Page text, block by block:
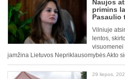
Naujos
primins
Pasaulio
Vilniuje
lentos,
visuomenei
įamžina Lietuvos Nepriklausomybės Akto
29 liepos,